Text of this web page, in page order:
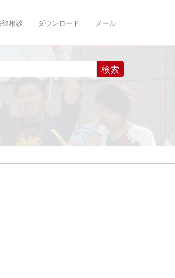
相談 ダウンロード メール